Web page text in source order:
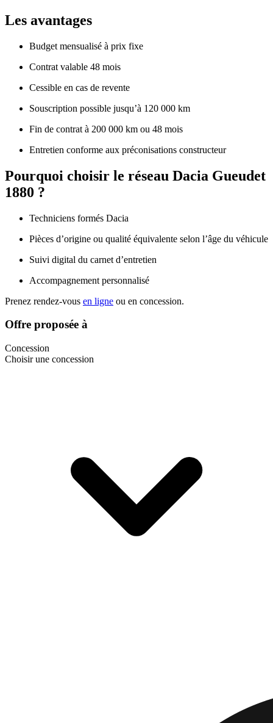
Les avantages
Budget mensualisé à prix fixe
Contrat valable 48 mois
Cessible en cas de revente
Souscription possible jusqu’à 120 000 km
Fin de contrat à 200 000 km ou 48 mois
Entretien conforme aux préconisations constructeur
Pourquoi choisir le réseau Dacia Gueudet
1880 ?
Techniciens formés Dacia
Pièces d’origine ou qualité équivalente selon l’âge du véhicule
Suivi digital du carnet d’entretien
Accompagnement personnalisé
Prenez rendez-vous en ligne ou en concession.
Offre proposée à
Concession
Choisir une concession